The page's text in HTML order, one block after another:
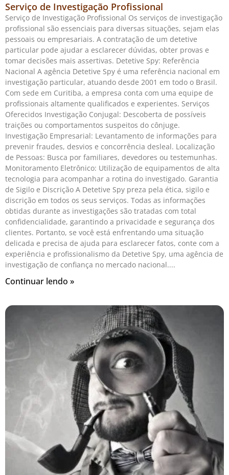
Serviço de Investigação Profissional
Serviço de Investigação Profissional Os serviços de investigação
profissional são essenciais para diversas situações, sejam elas
pessoais ou empresariais. A contratação de um detetive
particular pode ajudar a esclarecer dúvidas, obter provas e
tomar decisões mais assertivas. Detetive Spy: Referência
Nacional A agência Detetive Spy é uma referência nacional em
investigação particular, atuando desde 2001 em todo o Brasil.
Com sede em Curitiba, a empresa conta com uma equipe de
profissionais altamente qualificados e experientes. Serviços
Oferecidos Investigação Conjugal: Descoberta de possíveis
traições ou comportamentos suspeitos do cônjuge.
Investigação Empresarial: Levantamento de informações para
prevenir fraudes, desvios e concorrência desleal. Localização
de Pessoas: Busca por familiares, devedores ou testemunhas.
Monitoramento Eletrônico: Utilização de equipamentos de alta
tecnologia para acompanhar a rotina do investigado. Garantia
de Sigilo e Discrição A Detetive Spy preza pela ética, sigilo e
discrição em todos os seus serviços. Todas as informações
obtidas durante as investigações são tratadas com total
confidencialidade, garantindo a privacidade e segurança dos
clientes. Portanto, se você está enfrentando uma situação
delicada e precisa de ajuda para esclarecer fatos, conte com a
experiência e profissionalismo da Detetive Spy, uma agência de
investigação de confiança no mercado nacional.
Continuar lendo »